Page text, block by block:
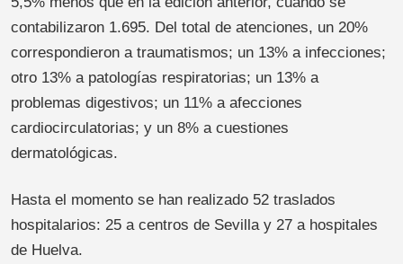
contabilizaron 1.695. Del total de atenciones, un 20%
correspondieron a traumatismos; un 13% a infecciones;
otro 13% a patologías respiratorias; un 13% a
problemas digestivos; un 11% a afecciones
cardiocirculatorias; y un 8% a cuestiones
dermatológicas.
Hasta el momento se han realizado 52 traslados
hospitalarios: 25 a centros de Sevilla y 27 a hospitales
de Huelva.